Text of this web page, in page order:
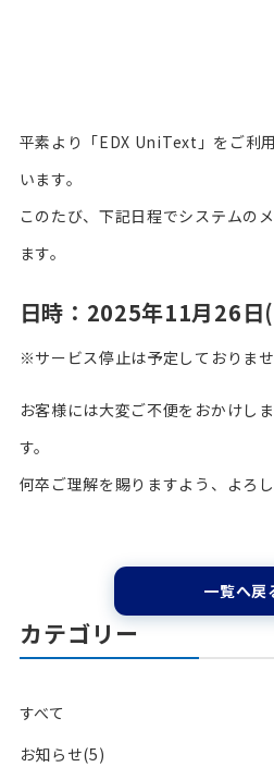
平素より「EDX UniText」をご利
います。
このたび、下記日程でシステムの
ます。
日時：2025年11月26
※サービス停止は予定しておりませ
お客様には大変ご不便をおかけし
す。
何卒ご理解を賜りますよう、よろ
一覧へ戻
カテゴリー
すべて
お知らせ(5)